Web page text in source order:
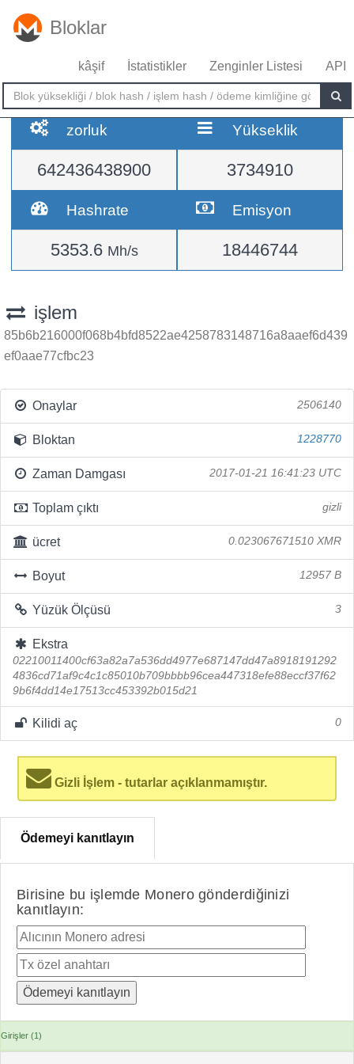
Bloklar
kâşif İstatistikler Zenginler Listesi API
zorluk
642436438900
Yükseklik
3734910
Hashrate
5353.6 Mh/s
Emisyon
18446744
işlem
85b6b216000f068b4bfd8522ae4258783148716a8aaef6d439
ef0aae77cfbc23
Onaylar 2506140
Bloktan 1228770
Zaman Damgası 2017-01-21 16:41:23 UTC
Toplam çıktı gizli
ücret 0.023067671510 XMR
Boyut 12957 B
Yüzük Ölçüsü 3
Ekstra
02210011400cf63a82a7a536dd4977e687147dd47a8918191292
4836cd71af9c4c1c85010b709bbbb96cea447318efe88eccf37f62
9b6f4dd14e17513cc453392b015d21
Kilidi aç 0
Gizli İşlem - tutarlar açıklanmamıştır.
Ödemeyi kanıtlayın
Birisine bu işlemde Monero gönderdiğinizi
kanıtlayın:
Girişler (1)